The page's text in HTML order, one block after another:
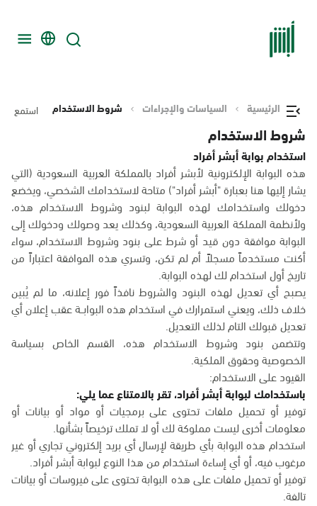
الرئيسية السياسات والإجراءات شروط الاستخدام استمع
شروط الاستخدام
استخدام بوابة أبشر أفراد
هذه البوابة الإلكترونية لأبشر أفراد بالمملكة العربية السعودية (التي
يشار إليها هنا بعبارة "أبشر أفراد") متاحة لاستخدامك الشخصي، ويخضع
دخولك واستخدامك لهذه البوابة لبنود وشروط الاستخدام هذه،
ولأنظمة المملكة العربية السعودية، وكذلك يعد وصولك ودخولك إلى
البوابة موافقة دون قيد أو شرط على بنود وشروط الاستخدام، سواء
أكنت مستخدماً مسجلاً أم لم تكن، وتسري هذه الموافقة اعتباراً من
تاريخ أول استخدام لك لهذه البوابة.
يصبح أي تعديل لهذه البنود والشروط نافذاً فور إعلانه، ما لم يُبين
خلاف ذلك، ويعني استمرارك في استخدام هذه البوابــة عقب إعلان أي
تعديل قبولك التام لذلك التعديل.
وتتضمن بنود وشروط الاستخدام هذه، القسم الخاص بسياسة
الخصوصية وحقوق الملكية.
القيود على الاستخدام:
باستخدامك لبوابة أبشر أفراد، تقر بالامتناع عما يلي:
توفير أو تحميل ملفات تحتوى على برمجيات أو مواد أو بيانات أو
معلومات أخرى ليست مملوكة لك أو لا تملك ترخيصاً بشأنها.
استخدام هذه البوابة بأي طريقة لإرسال أي بريد إلكتروني تجاري أو غير
مرغوب فيه، أو أي إساءة استخدام من هذا النوع لبوابة أبشر أفراد.
توفير أو تحميل ملفات على هذه البوابة تحتوى على فيروسات أو بيانات
تالفة.